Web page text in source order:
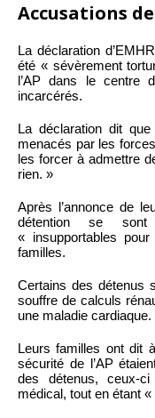
Accusations
La déclaration
été « sévèrement
l’AP dans le centre
incarcérés.
La déclaration dit
menacés par les
les forcer à admettre
rien. »
Après l’annonce de
détention se
« insupportables
familles.
Certains des détenus
souffre de calculs
une maladie cardiaque.
Leurs familles ont dit
sécurité de l’AP
des détenus, ceux-
médical, tout en étant